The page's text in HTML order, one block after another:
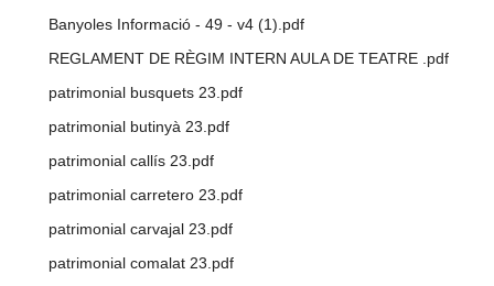
Banyoles Informació - 49 - v4 (1).pdf
REGLAMENT DE RÈGIM INTERN AULA DE TEATRE .pdf
patrimonial busquets 23.pdf
patrimonial butinyà 23.pdf
patrimonial callís 23.pdf
patrimonial carretero 23.pdf
patrimonial carvajal 23.pdf
patrimonial comalat 23.pdf